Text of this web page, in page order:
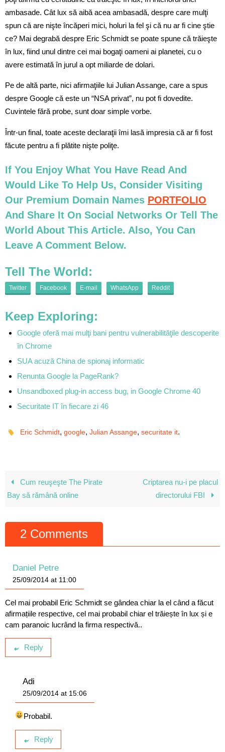
ambasade. Cât lux să aibă acea ambasadă, despre care mulţi
spun că are nişte încăperi mici, holuri la fel şi că nu ar fi cine ştie
ce? Mai degrabă despre Eric Schmidt se poate spune că trăieşte
în lux, fiind unul dintre cei mai bogaţi oameni ai planetei, cu o
avere estimată în jurul a opt miliarde de dolari.
Pe de altă parte, nici afirmaţiile lui Julian Assange, care a spus
despre Google că este un “NSA privat”, nu pot fi dovedite.
Cuvintele fără probe, sunt doar simple vorbe.
Într-un final, toate aceste declaraţii îmi lasă impresia că ar fi fost
făcute pentru a fi plătite nişte poliţe.
If You Enjoy What You Have Read And
Would Like To Help Us, Consider Visiting
Our Premium Domain Names PORTFOLIO
And Share It On Social Networks Or Tell The
World About This Article. Also, You Can
Leave A Comment Below.
Tell The World:
Twitter Facebook E-mail WhatsApp Reddit
Keep Exploring:
Google oferă mai mulţi bani pentru vulnerabilităţile descoperite
în Chrome
SUA acuză China de spionaj informatic
Renunta Google la PageRank?
Unsandboxed plug-in access bug, in Google Chrome 40
Securitate IT în fiecare zi 46
Eric Schmidt,google,Julian Assange,securitate it.
Cum reuşeşte The Pirate
Bay să rămână online
Criptarea nu-i pe placul
directorului FBI
2 Comments
Daniel Petre
25/09/2014 at 11:00
Cel mai probabil Eric Schmidt se gândea chiar la el când a făcut
afirmațiile respective, cel mai probabil chiar el trăiește în lux și e
cam paranoic lucrând la firma respectivă..
Reply
Adi
25/09/2014 at 15:06
Probabil.
Reply